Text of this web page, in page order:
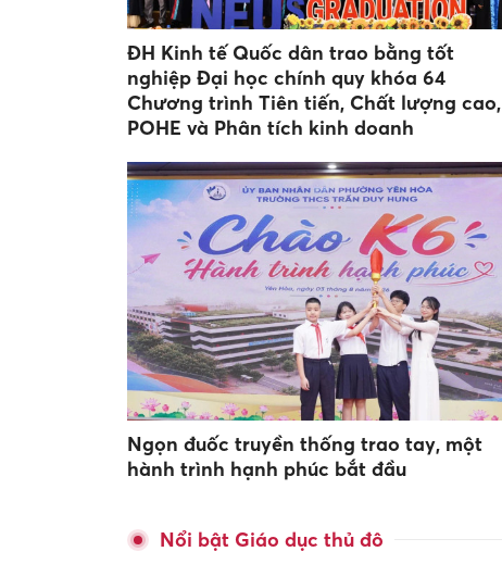
ĐH Kinh tế Quốc dân trao bằng tốt
nghiệp Đại học chính quy khóa 64
Chương trình Tiên tiến, Chất lượng cao,
POHE và Phân tích kinh doanh
Ngọn đuốc truyền thống trao tay, một
hành trình hạnh phúc bắt đầu
Nổi bật Giáo dục thủ đô